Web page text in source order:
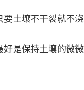
要土壤不干裂就不浇
好是保持土壤的微微